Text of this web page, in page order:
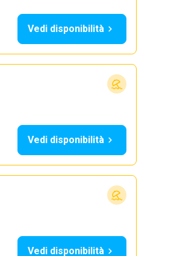
Vedi disponibilità
Vedi disponibilità
Vedi disponibilità